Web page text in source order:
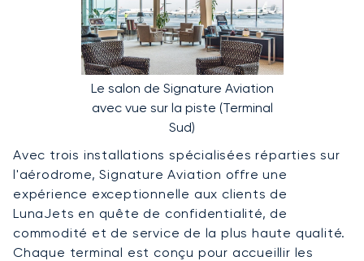
Le salon de Signature Aviation
avec vue sur la piste (Terminal
Sud)
Avec trois installations spécialisées réparties sur
l'aérodrome, Signature Aviation offre une
expérience exceptionnelle aux clients de
LunaJets en quête de confidentialité, de
commodité et de service de la plus haute qualité.
Chaque terminal est conçu pour accueillir les